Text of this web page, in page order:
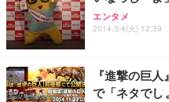
エンタメ
2014.3.4(火) 12:39
『進撃の巨
で「ネタでし